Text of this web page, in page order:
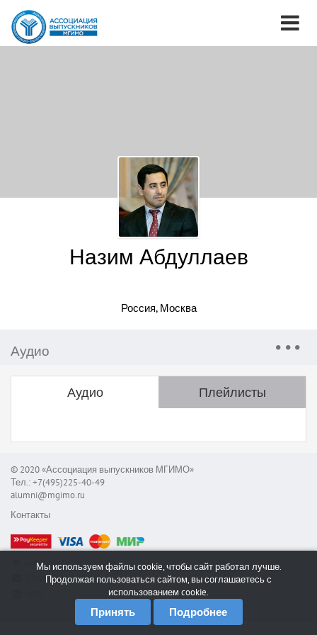
Назим Абдуллаев
Россия, Москва
Аудио
Аудио Плейлисты
© 2020 «Ассоциация выпускников МГИМО»
Тел.: +7(495)225-40-49
alumni@mgimo.ru
Контакты
Сообщить об ошибке
Служба поддержки
Мы используем файлы cookie, чтобы сайт работал лучше.
Продолжая пользоваться сайтом, вы соглашаетесь с
использованием cookie.
Принять Подробнее